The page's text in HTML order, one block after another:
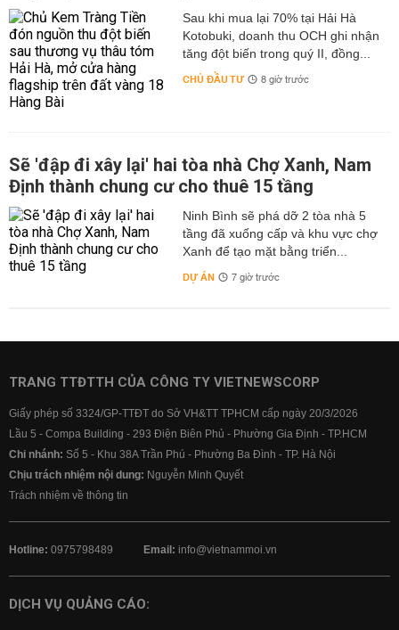
Sau khi mua lại 70% tại Hải Hà
Kotobuki, doanh thu OCH ghi nhận
tăng đột biến trong quý II, đồng...
CHỦ ĐẦU TƯ 8 giờ trước
Sẽ 'đập đi xây lại' hai tòa nhà Chợ Xanh, Nam
Định thành chung cư cho thuê 15 tầng
Ninh Bình sẽ phá dỡ 2 tòa nhà 5
tầng đã xuống cấp và khu vực chợ
Xanh để tạo mặt bằng triển...
DỰ ÁN 7 giờ trước
TRANG TTĐTTH CỦA CÔNG TY VIETNEWSCORP
Giấy phép số 3324/GP-TTĐT do Sở VH&TT TPHCM cấp ngày 20/3/2026
Lầu 5 - Compa Building - 293 Điện Biên Phủ - Phường Gia Định - TP.HCM
Chi nhánh: Số 5 - Khu 38A Trần Phú - Phường Ba Đình - TP. Hà Nội
Chịu trách nhiệm nội dung: Nguyễn Minh Quyết
Trách nhiệm về thông tin
Hotline: 0975798489 Email: info@vietnammoi.vn
DỊCH VỤ QUẢNG CÁO: